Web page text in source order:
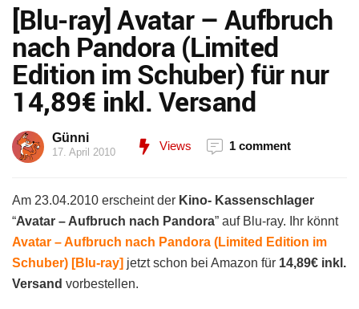
[Blu-ray] Avatar – Aufbruch
nach Pandora (Limited
Edition im Schuber) für nur
14,89€ inkl. Versand
Günni
17. April 2010 Views 1 comment
Am 23.04.2010 erscheint der Kino- Kassenschlager
“Avatar – Aufbruch nach Pandora” auf Blu-ray. Ihr könnt
Avatar – Aufbruch nach Pandora (Limited Edition im
Schuber) [Blu-ray] jetzt schon bei Amazon für 14,89€ inkl.
Versand vorbestellen.